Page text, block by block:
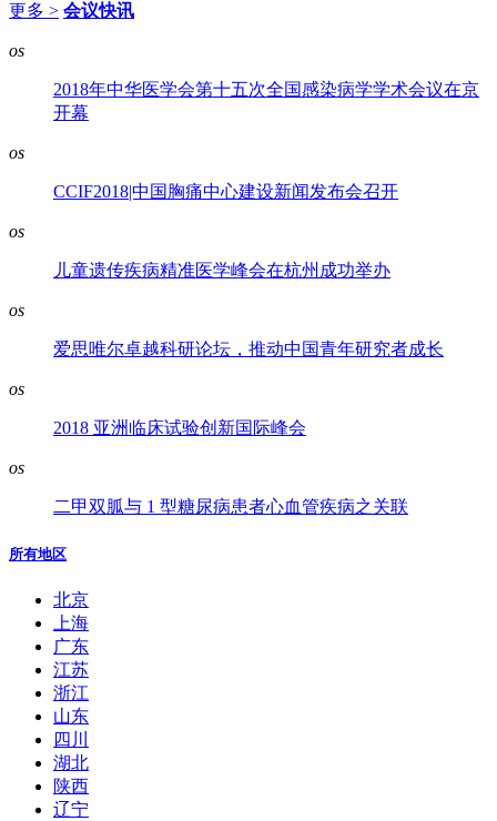
更多 > 会议快讯
os
2018年中华医学会第十五次全国感染病学学术会议在京
开幕
os
CCIF2018|中国胸痛中心建设新闻发布会召开
os
儿童遗传疾病精准医学峰会在杭州成功举办
os
爱思唯尔卓越科研论坛，推动中国青年研究者成长
os
2018 亚洲临床试验创新国际峰会
os
二甲双胍与 1 型糖尿病患者心血管疾病之关联
所有地区
北京
上海
广东
江苏
浙江
山东
四川
湖北
陕西
辽宁